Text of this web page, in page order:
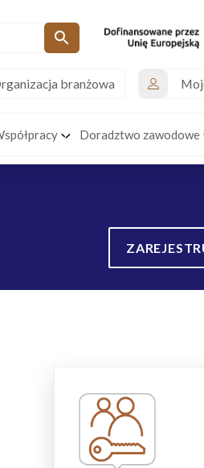
branżowa
Doradztwo zawodowe